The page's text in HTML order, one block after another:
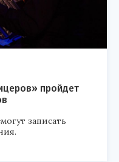
пройдет
записать